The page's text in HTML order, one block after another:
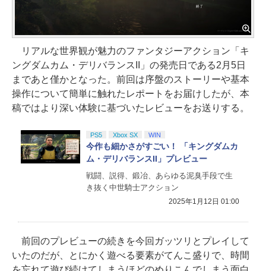
リアルな世界観が魅力のファンタジーアクション「キ
ングダムカム・デリバランスII」の発売日である2月5日
まであと僅かとなった。前回は序盤のストーリーや基本
操作について簡単に触れたレポートをお届けしたが、本
稿ではより深い体験に基づいたレビューをお送りする。
PS5 Xbox SX WIN
今作も細かさがすごい！ 「キングダムカ
ム・デリバランスII」プレビュー
戦闘、説得、鍛冶、あらゆる泥臭手段で生
き抜く中世騎士アクション
2025年1月12日 01:00
前回のプレビューの続きを今回ガッツリとプレイして
いたのだが、とにかく遊べる要素がてんこ盛りで、時間